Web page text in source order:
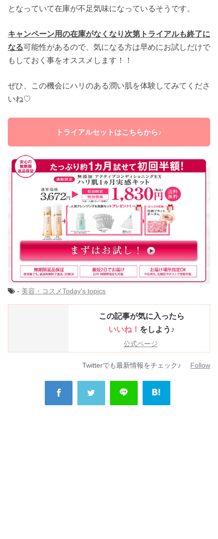
となっていて在庫が不足気味になっているそうです。
キャンペーン用の在庫がなくなり次第トライアルも終了に
なる可能性があるので、気になる方は早めにお試しだけで
もしておく事をオススメします！！
ぜひ、この機会にハリのある潤い肌を体験してみてくださ
いね♡
トライアルセットはこちらから♪
- 美容・コスメToday's topics
この記事が気に入ったら
いいね！ をしよう♪
公式ページ
Twitterでも最新情報をチェック♪ Follow